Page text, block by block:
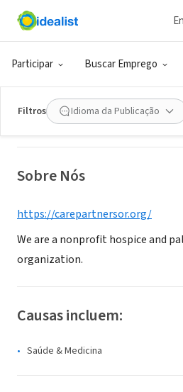
Participar Buscar Emprego
Filtros Idioma da Publicação
ONG (SETOR SOCIAL)
Care Partners
Sobre Nós
https://carepartnersor.org/
We are a nonprofit hospice and
organization.
Causas incluem:
Saúde & Medicina